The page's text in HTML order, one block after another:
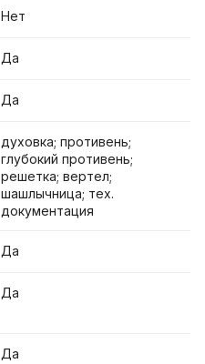
Нет
Да
Да
духовка; противень;
глубокий противень;
решетка; вертел;
шашлычница; тех.
документация
Да
Да
Да